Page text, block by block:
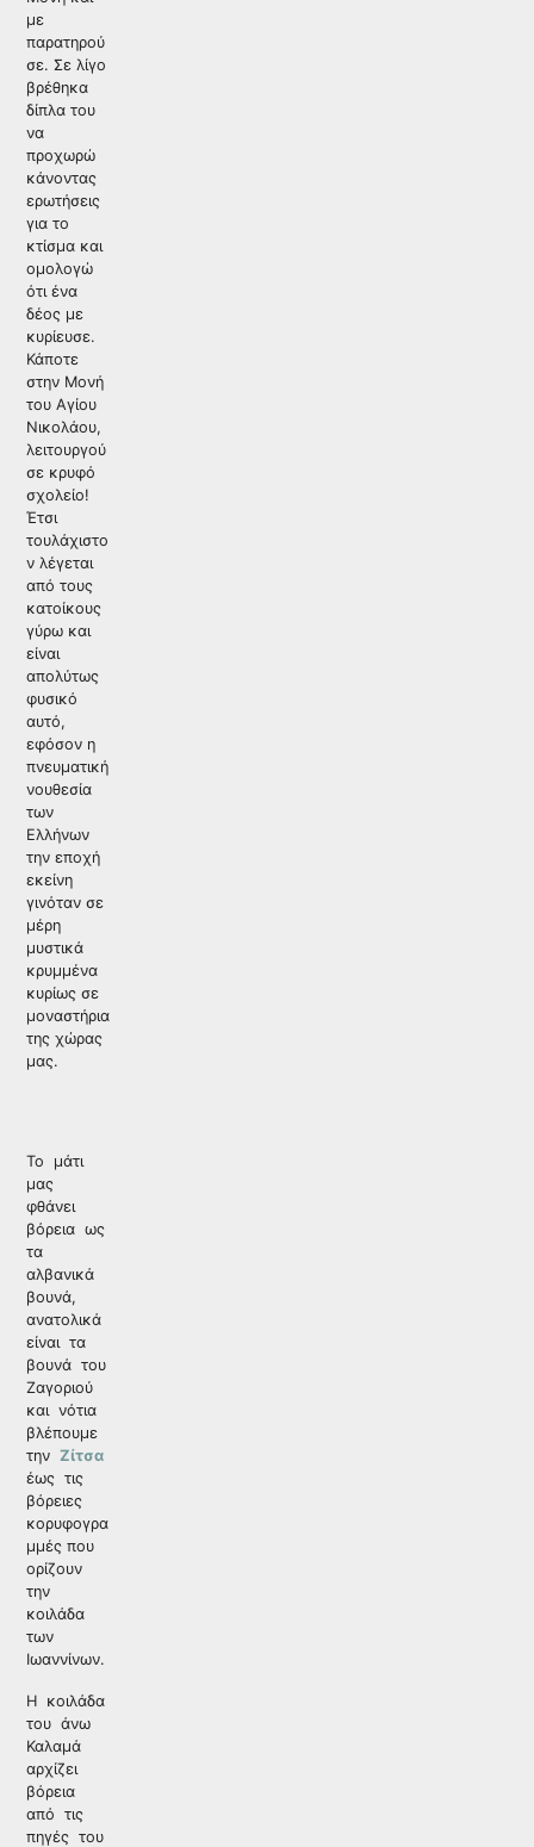
με
παρατηρού
σε. Σε λίγο
βρέθηκα
δίπλα του
να
προχωρώ
κάνοντας
ερωτήσεις
για το
κτίσμα και
ομολογώ
ότι ένα
δέος με
κυρίευσε.
Κάποτε
στην Μονή
του Αγίου
Νικολάου,
λειτουργού
σε κρυφό
σχολείο!
Έτσι
τουλάχιστο
ν λέγεται
από τους
κατοίκους
γύρω και
είναι
απολύτως
φυσικό
αυτό,
εφόσον η
πνευματική
νουθεσία
των
Ελλήνων
την εποχή
εκείνη
γινόταν σε
μέρη
μυστικά
κρυμμένα
κυρίως σε
μοναστήρια
της χώρας
μας.
Το μάτι
μας
φθάνει
βόρεια ως
τα
αλβανικά
βουνά,
ανατολικά
είναι τα
βουνά του
Ζαγοριού
και νότια
βλέπουμε
τηνΖίτσα
έως τις
βόρειες
κορυφογρα
μμές που
ορίζουν
την
κοιλάδα
των
Ιωαννίνων.
Η κοιλάδα
του άνω
Καλαμά
αρχίζει
βόρεια
από τις
πηγές του